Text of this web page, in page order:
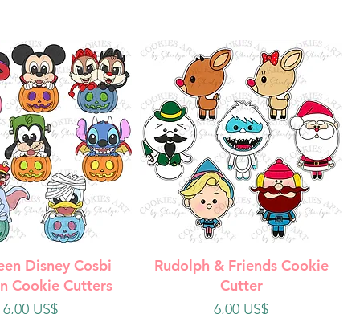
rápida
Disney Cosbi
Cookie Cutters
Precio
6,00 US$
Vista rápida
Rudolph & Friends Cookie
Cutter
Precio
6,00 US$